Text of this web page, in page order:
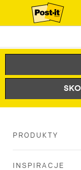
PRODUKTY
INSPIRACJE